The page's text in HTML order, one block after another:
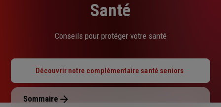
Santé
Conseils pour protéger votre santé
Découvrir notre complémentaire santé seniors
Sommaire